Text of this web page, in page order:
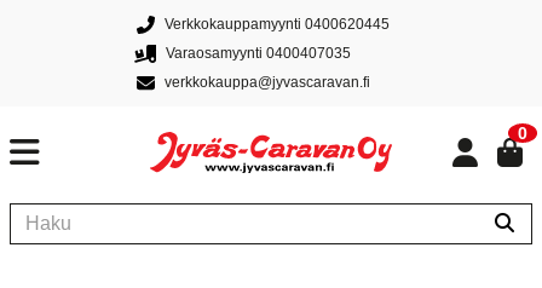
Verkkokauppamyynti 0400620445
Varaosamyynti 0400407035
verkkokauppa@jyvascaravan.fi
0